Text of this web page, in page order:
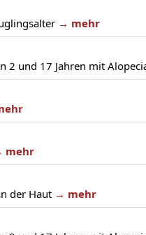
→ mehr
2 und 17 Jahren mit
mehr
der Haut → mehr